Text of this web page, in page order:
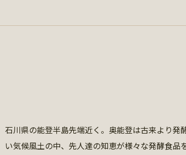
石川県の能登半島先端近く。奥能登は古来より発
い気候風土の中、先人達の知恵が様々な発酵食品